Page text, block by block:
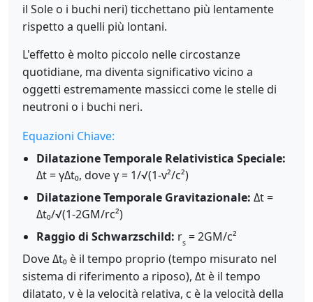
il Sole o i buchi neri) ticchettano più lentamente
rispetto a quelli più lontani.
L'effetto è molto piccolo nelle circostanze
quotidiane, ma diventa significativo vicino a
oggetti estremamente massicci come le stelle di
neutroni o i buchi neri.
Equazioni Chiave:
Dilatazione Temporale Relativistica Speciale:
Δt = γΔt₀, dove γ = 1/√(1-v²/c²)
Dilatazione Temporale Gravitazionale: Δt =
Δt₀/√(1-2GM/rc²)
Raggio di Schwarzschild: rs = 2GM/c²
Dove Δt₀ è il tempo proprio (tempo misurato nel
sistema di riferimento a riposo), Δt è il tempo
dilatato, v è la velocità relativa, c è la velocità della